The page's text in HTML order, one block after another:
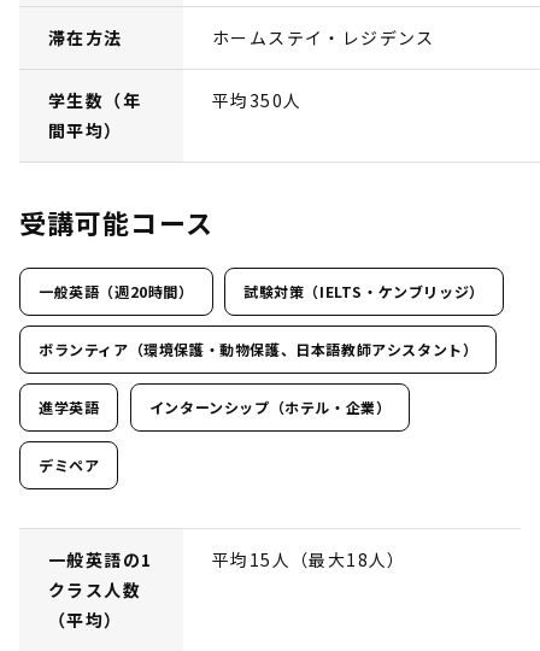
滞在方法 ホームステイ・レジデンス
学生数（年
間平均）
平均350人
受講可能コース
一般英語（週20時間） 試験対策（IELTS・ケンブリッジ）
ボランティア（環境保護・動物保護、日本語教師アシスタント）
進学英語 インターンシップ（ホテル・企業）
デミペア
一般英語の1
クラス人数
（平均）
平均15人（最大18人）